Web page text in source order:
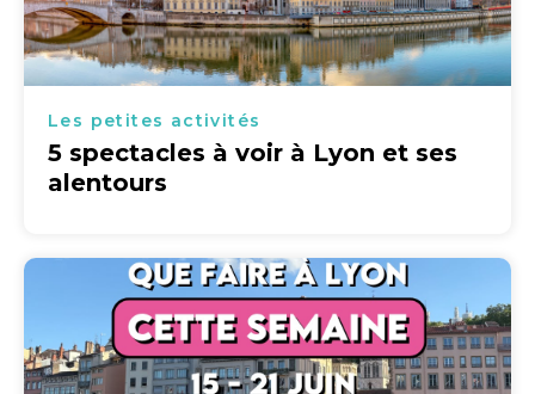
Les petites activités
5 spectacles à voir à Lyon et ses
alentours